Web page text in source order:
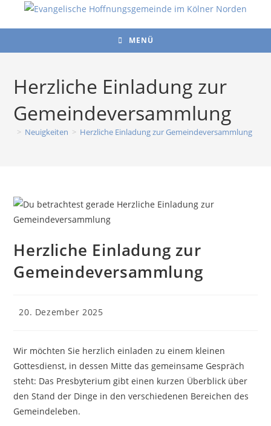
MENÜ
Herzliche Einladung zur
Gemeindeversammlung
> Neuigkeiten > Herzliche Einladung zur Gemeindeversammlung
Herzliche Einladung zur
Gemeindeversammlung
Beitrag
20. Dezember 2025
Wir möchten Sie herzlich einladen zu einem kleinen
Gottesdienst, in dessen Mitte das gemeinsame Gespräch
steht: Das Presbyterium gibt einen kurzen Überblick über
den Stand der Dinge in den verschiedenen Bereichen des
Gemeindeleben.